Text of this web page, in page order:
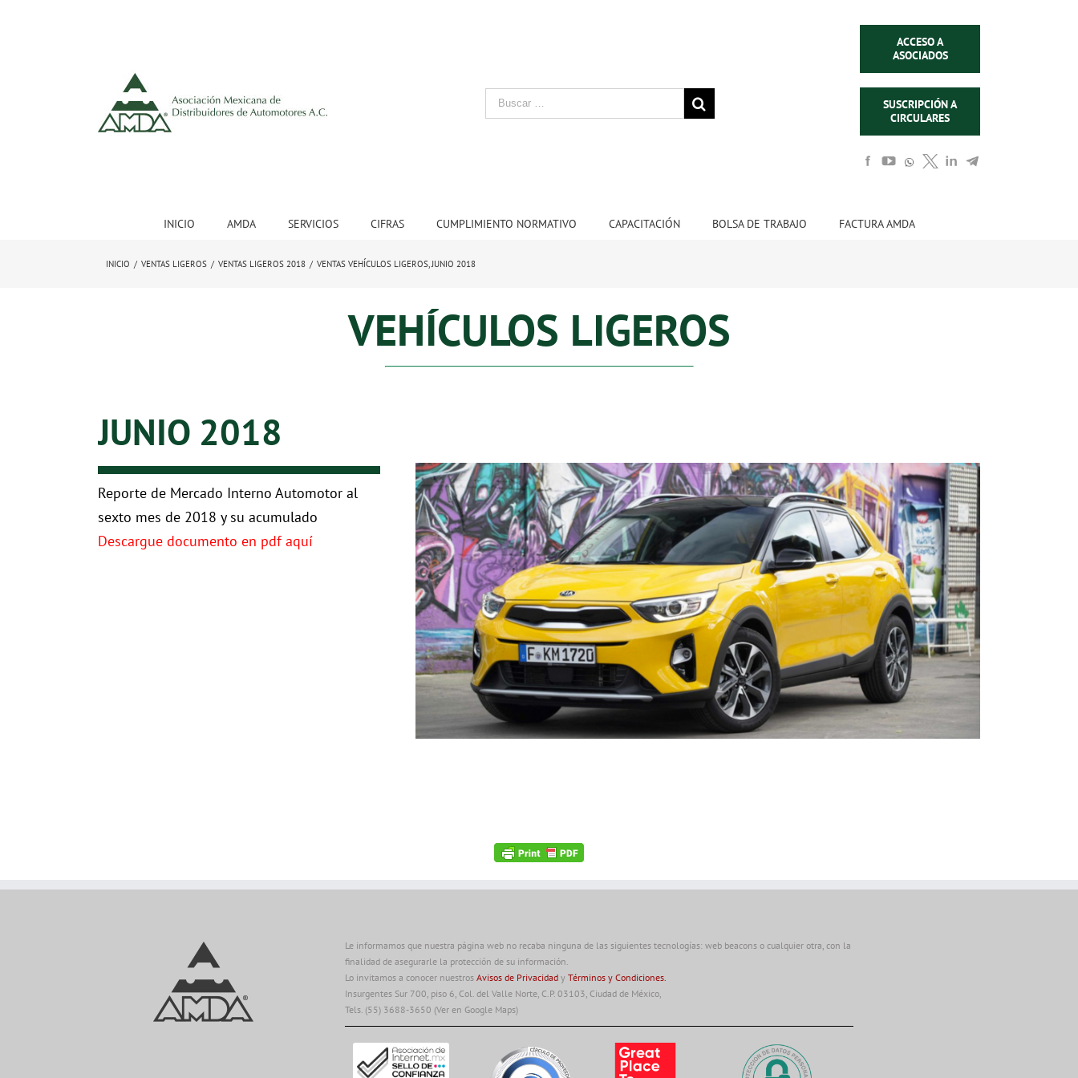
ACCESO A
ASOCIADOS
SUSCRIPCIÓN A
CIRCULARES
INICIO AMDA SERVICIOS CIFRAS CUMPLIMIENTO NORMATIVO CAPACITACIÓN BOLSA DE TRABAJO FACTURA AMDA
INICIO / VENTAS LIGEROS / VENTAS LIGEROS 2018 / VENTAS VEHÍCULOS LIGEROS, JUNIO 2018
VEHÍCULOS LIGEROS
JUNIO 2018
Reporte de Mercado Interno Automotor al
sexto mes de 2018 y su acumulado
Descargue documento en pdf aquí
Le informamos que nuestra página web no recaba ninguna de las siguientes tecnologías: web beacons o cualquier otra, con la
finalidad de asegurarle la protección de su información.
Lo invitamos a conocer nuestros Avisos de Privacidad y Términos y Condiciones.
Insurgentes Sur 700, piso 6, Col. del Valle Norte, C.P. 03103, Ciudad de México,
Tels. (55) 3688-3650 (Ver en Google Maps)